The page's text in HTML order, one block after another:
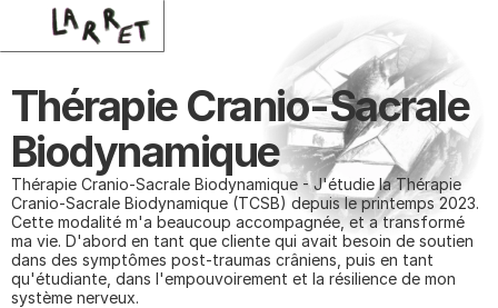
Thérapie Cranio-Sacrale
Biodynamique
Thérapie Cranio-Sacrale Biodynamique - J'étudie la Thérapie
Cranio-Sacrale Biodynamique (TCSB) depuis le printemps 2023.
Cette modalité m'a beaucoup accompagnée, et a transformé
ma vie. D'abord en tant que cliente qui avait besoin de soutien
dans des symptômes post-traumas crâniens, puis en tant
qu'étudiante, dans l'empouvoirement et la résilience de mon
système nerveux.